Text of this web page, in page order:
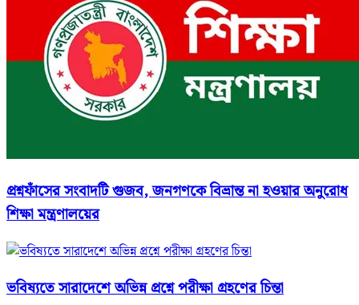
প্রশ্নফাঁসের সংবাদটি গুজব, জনগণকে বিভ্রান্ত না হওয়ার অনুরোধ
শিক্ষা মন্ত্রণালয়ের
ভবিষ্যতে সারাদেশে অভিন্ন প্রশ্নে পরীক্ষা গ্রহণের চিন্তা